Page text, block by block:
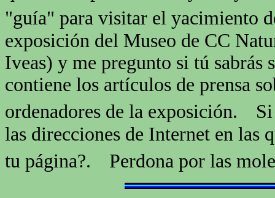
"guía" para visitar el yacimiento
exposición del Museo de CC
Iveas) y me pregunto si tú
contiene los artículos de prensa
ordenadores de la exposición.
las direcciones de Internet en las
tu página?.
Perdona por las